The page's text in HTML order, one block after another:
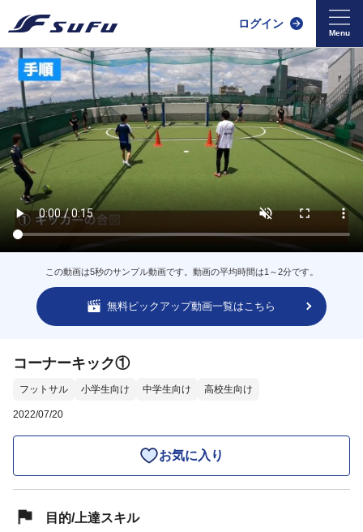
ログイン
この動画は5秒のサンプル動画です。動画の平均時間は1～2分です。
無料ピックアップ動画一覧はこちら
コーナーキック①
フットサル 小学生向け 中学生向け 高校生向け
2022/07/20
お気に入り
目的/上達スキル